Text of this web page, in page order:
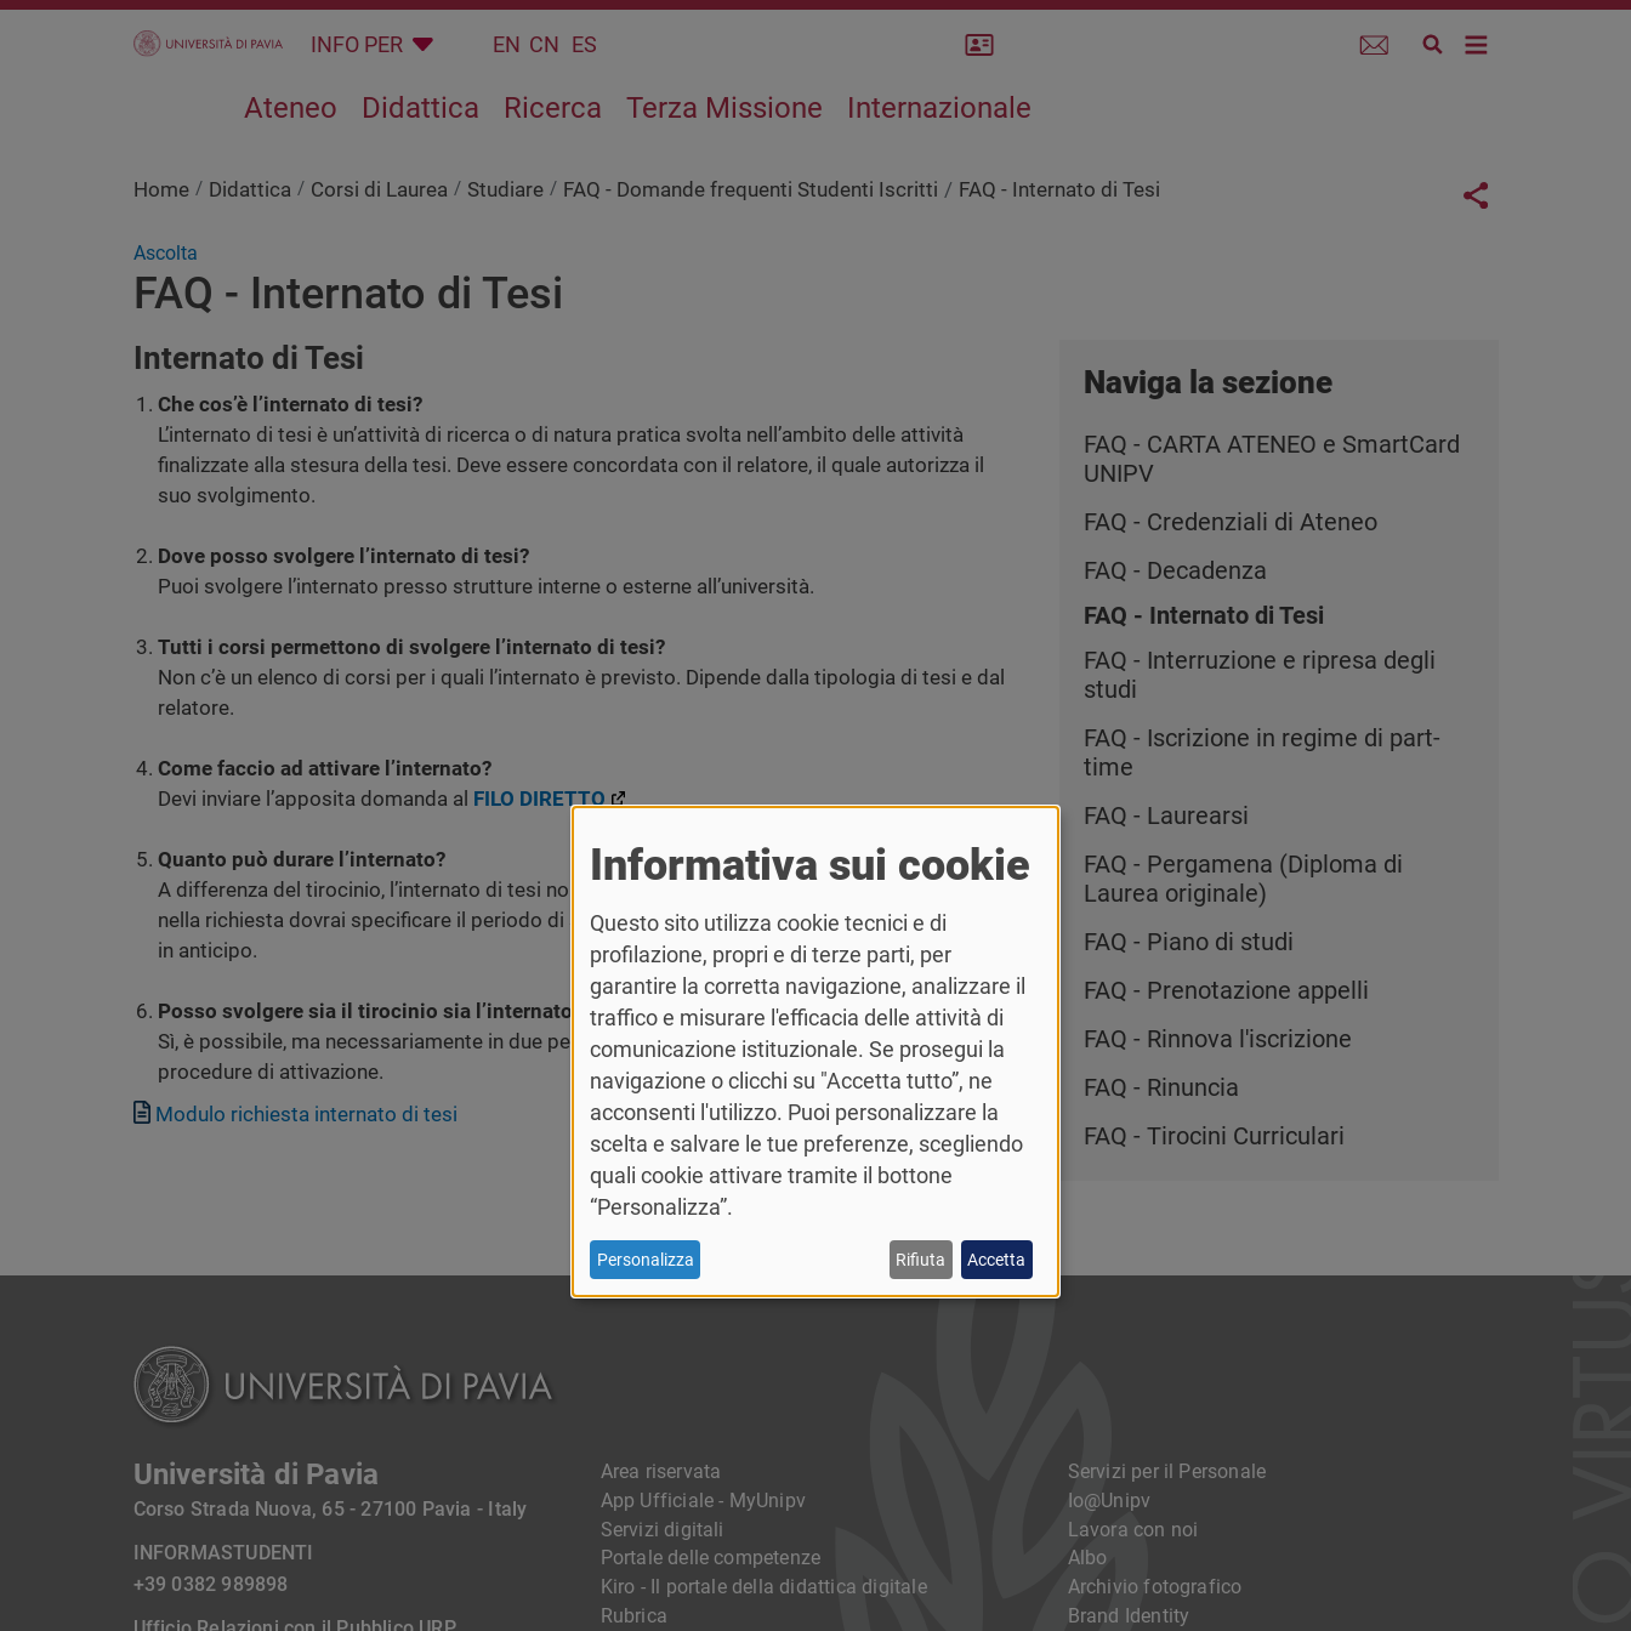
Salta al contenuto principale
INFO PER EN CN ES Webmail
Ateneo Didattica Ricerca Terza Missione Internazionale
Home Didattica Corsi di Laurea Studiare FAQ - Domande frequenti Studenti Iscritti FAQ - Internato di Tesi Links
Share button
Ascolta
FAQ - Internato di Tesi
Internato di Tesi
Che cos’è l’internato di tesi?
L’internato di tesi è un’attività di ricerca o di natura pratica svolta nell’ambito delle attività
finalizzate alla stesura della tesi. Deve essere concordata con il relatore, il quale autorizza il
suo svolgimento.
Dove posso svolgere l’internato di tesi?
Puoi svolgere l’internato presso strutture interne o esterne all’università.
Tutti i corsi permettono di svolgere l’internato di tesi?
Non c’è un elenco di corsi per i quali l’internato è previsto. Dipende dalla tipologia di tesi e dal
relatore.
Come faccio ad attivare l’internato?
Devi inviare l’apposita domanda al FILO DIRETTO
Quanto può durare l’internato?
A differenza del tirocinio, l’internato di tesi non ha crediti formativi né un monte ore fisso ma
nella richiesta dovrai specificare il periodo di svolgimento che può essere prorogato o chiuso
in anticipo.
Posso svolgere sia il tirocinio sia l’internato?
Sì, è possibile, ma necessariamente in due periodi distinti. Ricorda di svolgere entrambe le
procedure di attivazione.
Documento
Modulo richiesta internato di tesi
Naviga la sezione
FAQ - CARTA ATENEO e SmartCard
UNIPV
FAQ - Credenziali di Ateneo
FAQ - Decadenza
FAQ - Internato di Tesi
FAQ - Interruzione e ripresa degli
studi
FAQ - Iscrizione in regime di part-
time
FAQ - Laurearsi
FAQ - Pergamena (Diploma di
Laurea originale)
FAQ - Piano di studi
FAQ - Prenotazione appelli
FAQ - Rinnova l'iscrizione
FAQ - Rinuncia
FAQ - Tirocini Curriculari
Università di Pavia
Corso Strada Nuova, 65 - 27100 Pavia - Italy
INFORMASTUDENTI
+39 0382 989898
Area riservata
App Ufficiale - MyUnipv
Servizi digitali
Portale delle competenze
Kiro - Il portale della didattica digitale
Rubrica
Servizi per il Personale
Io@Unipv
Lavora con noi
Albo
Archivio fotografico
Brand Identity
Informativa sui cookie
Questo sito utilizza cookie tecnici e di
profilazione, propri e di terze parti, per
garantire la corretta navigazione, analizzare il
traffico e misurare l'efficacia delle attività di
comunicazione istituzionale. Se prosegui la
navigazione o clicchi su "Accetta tutto”, ne
acconsenti l'utilizzo. Puoi personalizzare la
scelta e salvare le tue preferenze, scegliendo
quali cookie attivare tramite il bottone
“Personalizza”.
Personalizza Rifiuta Accetta